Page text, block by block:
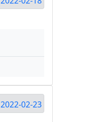
2022-02-23